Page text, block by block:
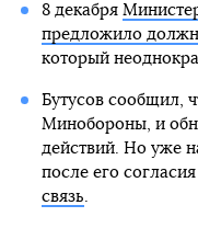
8 декабря
предложило
который
Бутусов сообщил,
Минобороны, и
действий. Но уже
после его согласия
связь